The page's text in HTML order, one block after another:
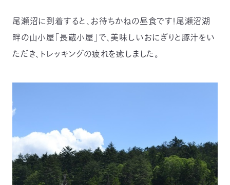
尾瀬沼に到着すると、お待ちかねの昼食です！尾瀬沼湖
畔の山小屋「長蔵小屋」で、美味しいおにぎりと豚汁をい
ただき、トレッキングの疲れを癒しました。